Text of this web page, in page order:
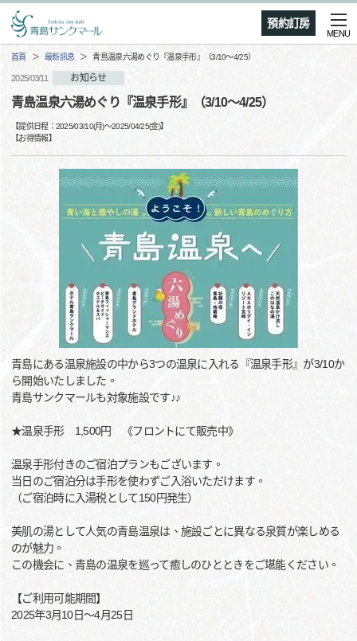
預約訂房
MENU
首頁 最新訊息 青島温泉六湯めぐり『温泉手形』（3/10～4/25）
2025/03/11 お知らせ
青島温泉六湯めぐり『温泉手形』（3/10～4/25）
【提供日程： 2025/03/10(月)〜2025/04/25(金)】
【お得情報】
青島にある温泉施設の中から3つの温泉に入れる『温泉手形』が3/10か
ら開始いたしました。
青島サンクマールも対象施設です♪♪
★温泉手形 1,500円 《フロントにて販売中》
温泉手形付きのご宿泊プランもございます。
当日のご宿泊分は手形を使わずご入浴いただけます。
（ご宿泊時に入湯税として150円発生）
美肌の湯として人気の青島温泉は、施設ごとに異なる泉質が楽しめる
のが魅力。
この機会に、青島の温泉を巡って癒しのひとときをご堪能ください。
【ご利用可能期間】
2025年3月10日～4月25日